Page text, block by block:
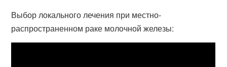
Выбор локального лечения при местно-
распространенном раке молочной железы: